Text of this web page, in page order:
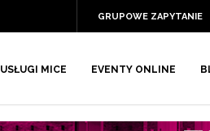
GRUPOWE ZAPYTANIE
USŁUGI MICE EVENTY ONLINE